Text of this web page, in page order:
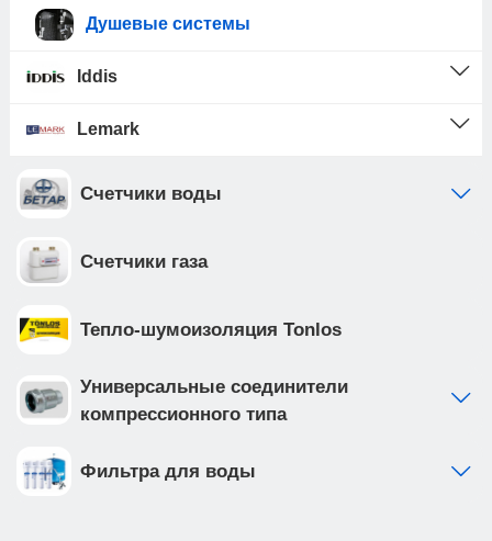
Душевые системы
Iddis
Lemark
Счетчики воды
Счетчики газа
Тепло-шумоизоляция Tonlos
Универсальные соединители
компрессионного типа
Фильтра для воды